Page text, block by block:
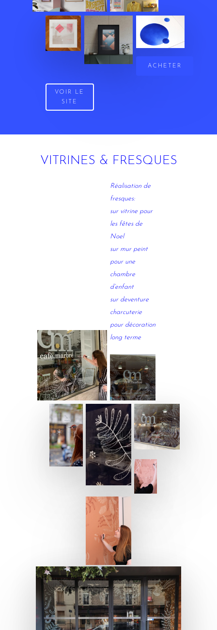
ACHETER
VOIR LE
SITE
VITRINES & FRESQUES
Réalisation de
fresques:
sur vitrine pour
les fêtes de
Noel
sur mur peint
pour une
chambre
d’enfant
sur deventure
charcuterie
pour décoration
long terme